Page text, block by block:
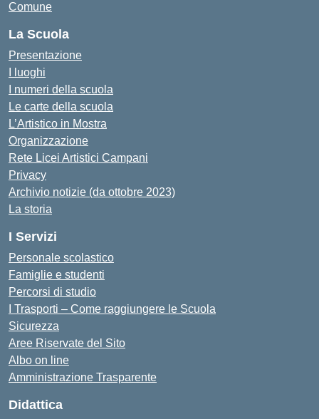
Comune
La Scuola
Presentazione
I luoghi
I numeri della scuola
Le carte della scuola
L’Artistico in Mostra
Organizzazione
Rete Licei Artistici Campani
Privacy
Archivio notizie (da ottobre 2023)
La storia
I Servizi
Personale scolastico
Famiglie e studenti
Percorsi di studio
I Trasporti – Come raggiungere le Scuola
Sicurezza
Aree Riservate del Sito
Albo on line
Amministrazione Trasparente
Didattica